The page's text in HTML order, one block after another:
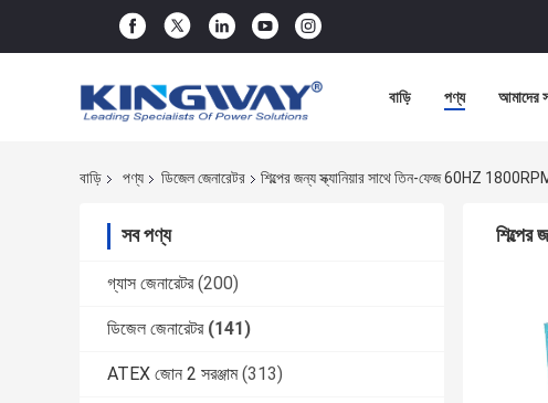
বাড়ি পণ্য আমাদের
বাড়ি পণ্য ডিজেল জেনারেটর শিল্পের জন্য স্ক্যানিয়ার সাথে তিন-ফেজ 60HZ
সব পণ্য
গ্যাস জেনারেটর (200)
ডিজেল জেনারেটর (141)
ATEX জোন 2 সরঞ্জাম (313)